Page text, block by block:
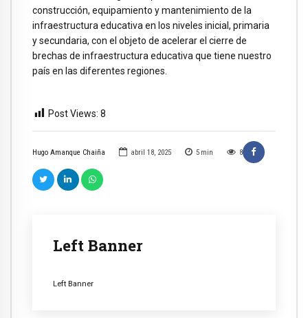
Hugo Amanque Chaiña abril 18, 2025 5 min 8
Left Banner
Left Banner
construcción, equipamiento y mantenimiento de la
infraestructura educativa en los niveles inicial, primaria
y secundaria, con el objeto de acelerar el cierre de
brechas de infraestructura educativa que tiene nuestro
país en las diferentes regiones.
Post Views: 8